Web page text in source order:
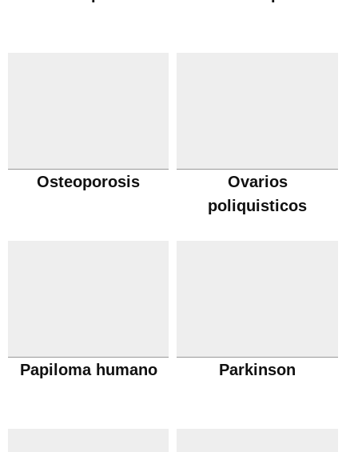
Osteoporosis
Ovarios
poliquisticos
Papiloma humano Parkinson